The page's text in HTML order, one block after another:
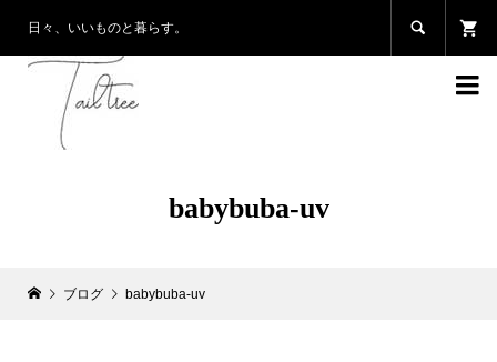
日々、いいものと暮らす。 

babybuba-uv
ブログ babybuba-uv